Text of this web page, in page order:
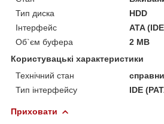
Тип диска
HDD
Інтерфейс
ATA
Об`єм буфера
2 MB
Користувацькі характеристики
Технічний стан
Тип інтерфейсу
IDE
Приховати